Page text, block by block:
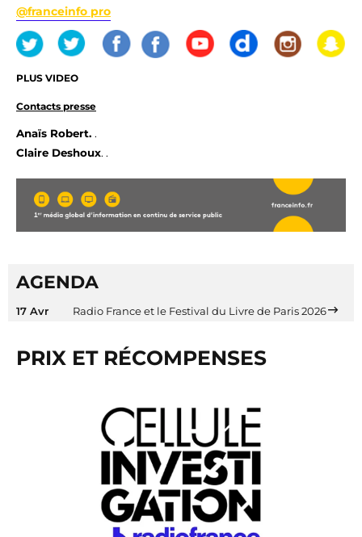
@franceinfo pro
PLUS VIDEO
Contacts presse
Anaïs Robert. .
Claire Deshoux. .
AGENDA
17 Avr Radio France et le Festival du Livre de Paris 2026
PRIX ET RÉCOMPENSES